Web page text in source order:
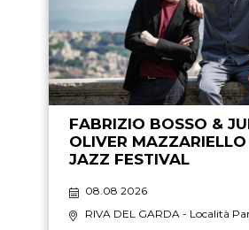
FABRIZIO BOSSO &
OLIVER
JAZZ FESTIVAL
08.08 2026
RIVA DEL GARDA - Località